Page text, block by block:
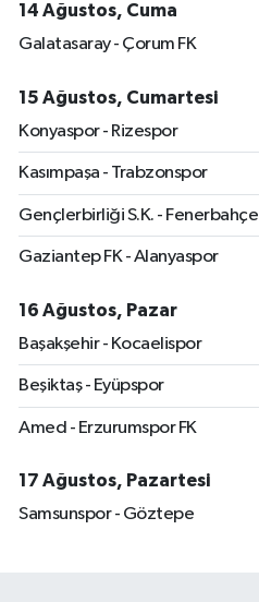
14 Ağustos, Cuma
Galatasaray - Çorum FK
15 Ağustos, Cumartesi
Konyaspor - Rizespor
Kasımpaşa - Trabzonspor
Gençlerbirliği S.K. - Fenerbahçe
Gaziantep FK - Alanyaspor
16 Ağustos, Pazar
Başakşehir - Kocaelispor
Beşiktaş - Eyüpspor
Amed - Erzurumspor FK
17 Ağustos, Pazartesi
Samsunspor - Göztepe